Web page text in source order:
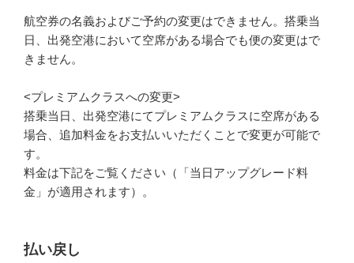
航空券の名義およびご予約の変更はできません。搭乗当
日、出発空港において空席がある場合でも便の変更はで
きません。
<プレミアムクラスへの変更>
搭乗当日、出発空港にてプレミアムクラスに空席がある
場合、追加料金をお支払いいただくことで変更が可能で
す。
料金は下記をご覧ください（「当日アップグレード料
金」が適用されます）。
払い戻し